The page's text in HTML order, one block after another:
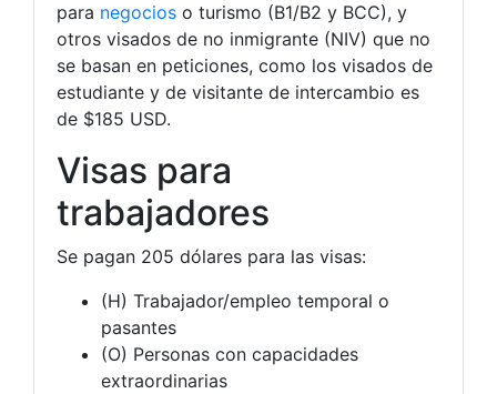
para negocios o turismo (B1/B2 y BCC), y
otros visados de no inmigrante (NIV) que no
se basan en peticiones, como los visados de
estudiante y de visitante de intercambio es
de $185 USD.
Visas para
trabajadores
Se pagan 205 dólares para las visas:
(H) Trabajador/empleo temporal o
pasantes
(O) Personas con capacidades
extraordinarias